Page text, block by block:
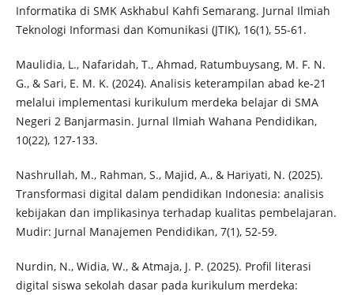
Informatika di SMK Askhabul Kahfi Semarang. Jurnal Ilmiah
Teknologi Informasi dan Komunikasi (JTIK), 16(1), 55-61.
Maulidia, L., Nafaridah, T., Ahmad, Ratumbuysang, M. F. N.
G., & Sari, E. M. K. (2024). Analisis keterampilan abad ke-21
melalui implementasi kurikulum merdeka belajar di SMA
Negeri 2 Banjarmasin. Jurnal Ilmiah Wahana Pendidikan,
10(22), 127-133.
Nashrullah, M., Rahman, S., Majid, A., & Hariyati, N. (2025).
Transformasi digital dalam pendidikan Indonesia: analisis
kebijakan dan implikasinya terhadap kualitas pembelajaran.
Mudir: Jurnal Manajemen Pendidikan, 7(1), 52-59.
Nurdin, N., Widia, W., & Atmaja, J. P. (2025). Profil literasi
digital siswa sekolah dasar pada kurikulum merdeka: